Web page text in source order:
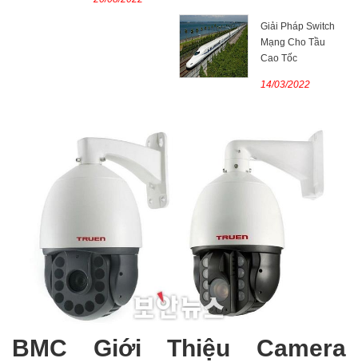
Giải Pháp Switch
Mạng Cho Tầu
Cao Tốc
14/03/2022
BMC Giới Thiệu Camera